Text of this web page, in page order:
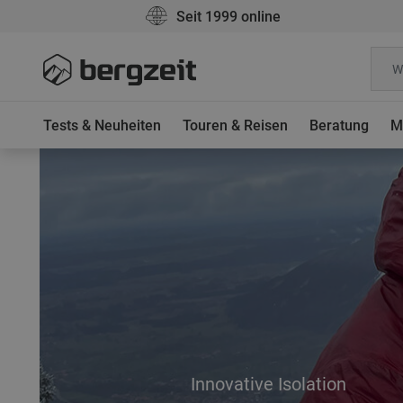
Seit 1999 online
Tests & Neuheiten Touren & Reisen Beratung
Innovative Isolation